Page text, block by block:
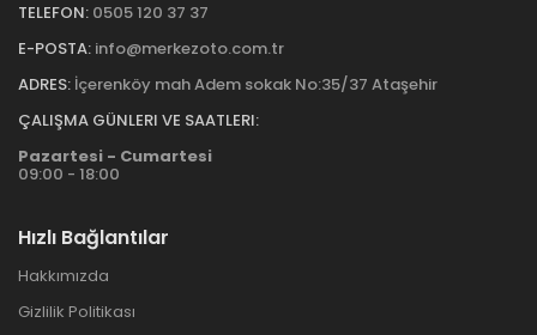
TELEFON: 0505 120 37 37
E-POSTA: info@merkezoto.com.tr
ADRES: İçerenköy mah Adem sokak No:35/37 Ataşehir
ÇALIŞMA GÜNLERI VE SAATLERI:
Pazartesi - Cumartesi
09:00 - 18:00
Hızlı Bağlantılar
Hakkımızda
Gizlilik Politikası